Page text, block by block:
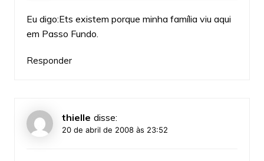
Eu digo:Ets existem porque minha família viu aqui
em Passo Fundo.
Responder
thielle disse:
20 de abril de 2008 às 23:52